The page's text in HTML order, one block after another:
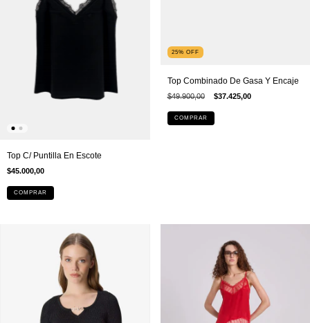
Top C/ Puntilla En Escote
$45.000,00
COMPRAR
25% OFF
Top Combinado De Gasa Y Encaje
$49.900,00 $37.425,00
COMPRAR